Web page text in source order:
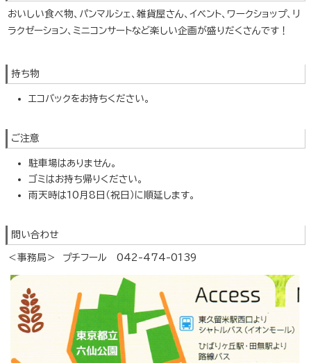
おいしい食べ物、パンマルシェ、雑貨屋さん、イベント、ワークショップ、リ
ラクゼーション、ミニコンサートなど楽しい企画が盛りだくさんです！
持ち物
エコバックをお持ちください。
ご注意
駐車場はありません。
ゴミはお持ち帰りください。
雨天時は10月8日（祝日）に順延します。
問い合わせ
＜事務局＞ プチフール 042-474-0139